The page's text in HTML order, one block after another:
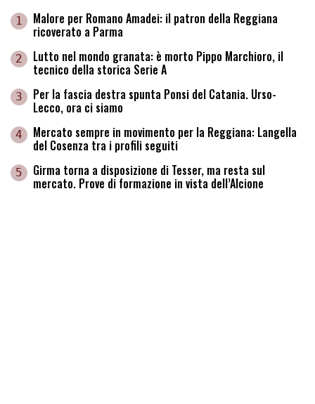
1 Malore per Romano Amadei: il patron della Reggiana
ricoverato a Parma
2 Lutto nel mondo granata: è morto Pippo Marchioro, il
tecnico della storica Serie A
3 Per la fascia destra spunta Ponsi del Catania. Urso-
Lecco, ora ci siamo
4 Mercato sempre in movimento per la Reggiana: Langella
del Cosenza tra i profili seguiti
5 Girma torna a disposizione di Tesser, ma resta sul
mercato. Prove di formazione in vista dell’Alcione